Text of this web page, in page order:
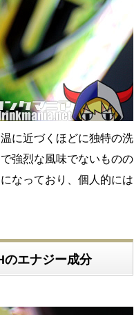
に近づくほどに独特の洗
強烈な風味でないものの
なっており、個人的には
のエナジー成分